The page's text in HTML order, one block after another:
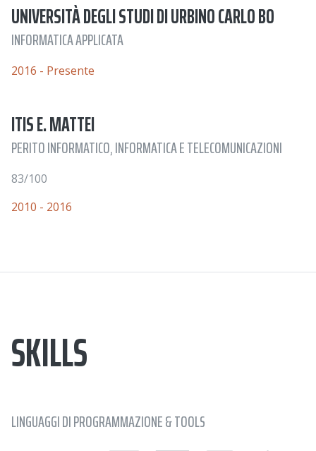
UNIVERSITÀ DEGLI STUDI DI URBINO CARLO BO
INFORMATICA APPLICATA
2016 - Presente
ITIS E. MATTEI
PERITO INFORMATICO, INFORMATICA E TELECOMUNICAZIONI
83/100
2010 - 2016
SKILLS
LINGUAGGI DI PROGRAMMAZIONE & TOOLS